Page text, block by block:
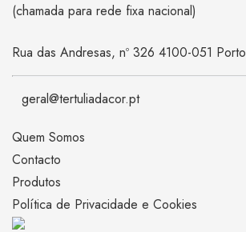
(chamada para rede fixa nacional)
Rua das Andresas, nº 326 4100-051 Porto
geral@tertuliadacor.pt
Quem Somos
Contacto
Produtos
Política de Privacidade e Cookies